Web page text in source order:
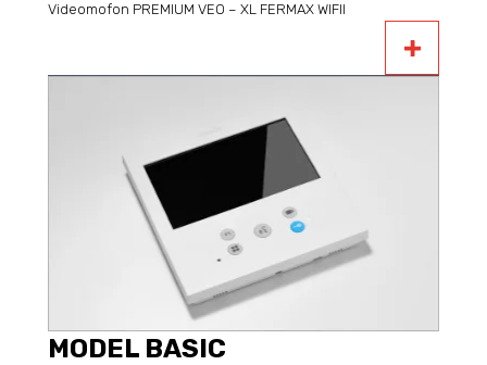
Videomofon PREMIUM VEO – XL FERMAX WIFII
MODEL BASIC